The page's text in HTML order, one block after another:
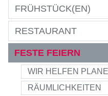
FRÜHSTÜCK(EN)
RESTAURANT
FESTE FEIERN
WIR HELFEN
RÄUMLICHKEITEN